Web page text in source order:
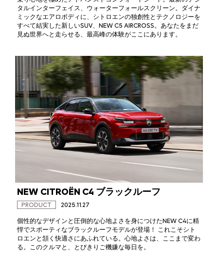
タルインターフェイス、ウォーターフォールスクリーン。ダイナ
ミックなエアロボディに、シトロエンの独創性とテクノロジーを
すべて結実した新しいSUV、NEW C5 AIRCROSS。あなたをまだ
見ぬ世界へと走らせる、最高峰の体験がここにあります。
NEW CITROËN C4 ブラックルーフ
PRODUCT 2025.11.27
個性的なデザインと圧倒的な心地よさを身につけたNEW C4に精
悍でスポーティなブラックルーフモデルが登場！ これこそシト
ロエンと頷く快適さにあふれている。心地よさは、ここまで変わ
る。このクルマと、とびきりご機嫌な毎日を。